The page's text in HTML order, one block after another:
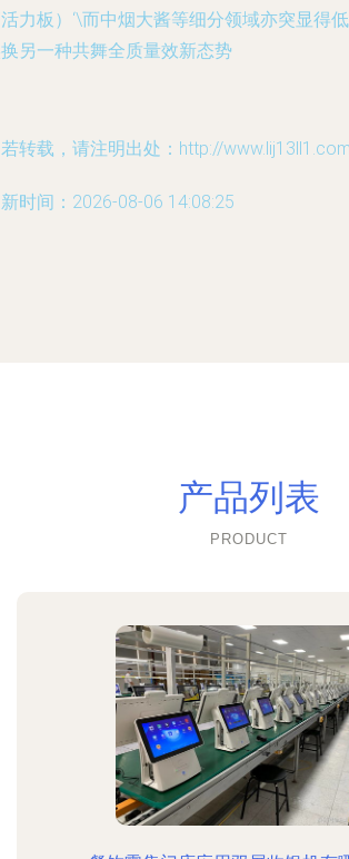
力板）‘\而中烟大酱等细分领域亦突显得
另一种共舞全质量效新态势
转载，请注明出处：http://
时间：2026-08-06 14:08:25
产品列表
PRODUCT